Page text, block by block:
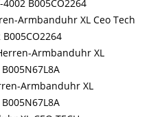
Armbanduhr XL Ceo Tech
Armbanduhr XL